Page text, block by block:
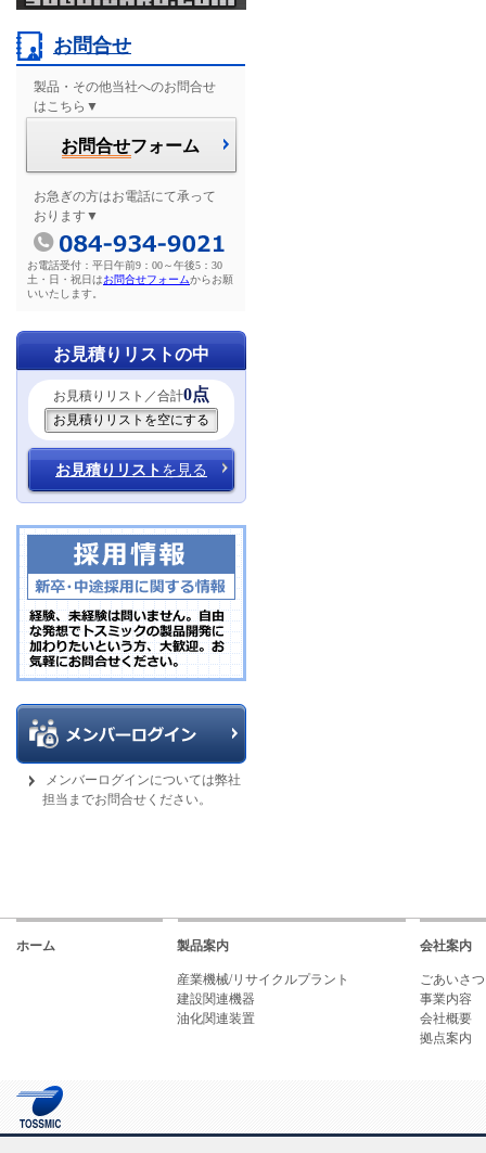
お問合せ
製品・その他当社へのお問合せ
はこちら▼
お問合せフォーム
お急ぎの方はお電話にて承って
おります▼
お電話受付：平日午前9：00～午後5：30
土・日・祝日はお問合せフォームからお願
いいたします。
お見積りリストの中
お見積りリスト／合計0点
お見積りリスト を見る
メンバーログインについては弊社
担当までお問合せください。
ホーム 製品案内
産業機械/リサイクルプラント
建設関連機器
油化関連装置
会社案内
ごあいさつ
事業内容
会社概要
拠点案内